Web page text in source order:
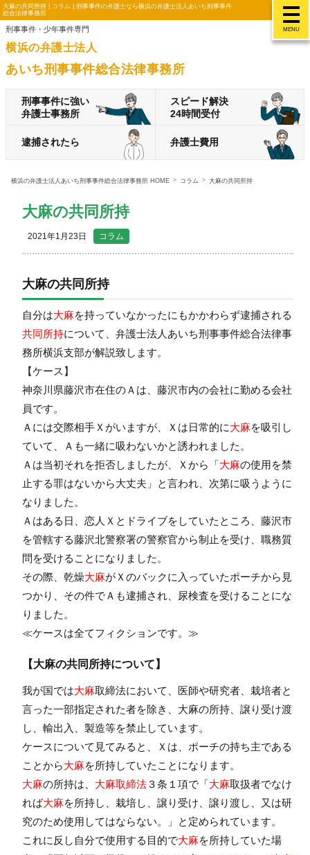
MENU
大麻の共同所持 | コラム | 刑事事件の弁護士なら横浜の弁護士法人あいち刑事事件
総合法律事務所
刑事事件・少年事件専門
横浜の弁護士法人
あいち刑事事件総合法律事務所
刑事事件に強い
弁護士事務所
スピード解決
24時間受付
逮捕されたら 弁護士費用
横浜の弁護士法人あいち刑事事件総合法律事務所 HOME コラム 大麻の共同所持
大麻の共同所持
2021年1月23日 コラム
大麻の共同所持
自分は大麻を持っていなかったにもかかわらず逮捕される
共同所持について、弁護士法人あいち刑事事件総合法律事
務所横浜支部が解説致します。
【ケース】
神奈川県藤沢市在住のＡは、藤沢市内の会社に勤める会社
員です。
Ａには交際相手Ｘがいますが、Ｘは日常的に大麻を吸引し
ていて、Ａも一緒に吸わないかと誘われました。
Ａは当初それを拒否しましたが、Ｘから「大麻の使用を禁
止する罪はないから大丈夫」と言われ、次第に吸うように
なりました。
Ａはある日、恋人Ｘとドライブをしていたところ、藤沢市
を管轄する藤沢北警察署の警察官から制止を受け、職務質
問を受けることになりました。
その際、乾燥大麻がＸのバックに入っていたポーチから見
つかり、その件でＡも逮捕され、尿検査を受けることにな
りました。
≪ケースは全てフィクションです。≫
【大麻の共同所持について】
我が国では大麻取締法において、医師や研究者、栽培者と
言った一部指定された者を除き、大麻の所持、譲り受け渡
し、輸出入、製造等を禁止しています。
ケースについて見てみると、Ｘは、ポーチの持ち主である
ことから大麻を所持していたことになります。
大麻の所持は、 大麻取締法３条１項で「大麻取扱者でなけ
れば大麻を所持し、栽培し、譲り受け、譲り渡し、又は研
究のため使用してはならない。」と定められています。
これに反し自分で使用する目的で大麻を所持していた場